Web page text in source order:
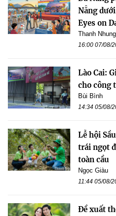
Nẵng
Eyes on
Thanh Nhung
16:00 07/08/
Lào Cai:
cho công
Bùi Bình
14:34 05/08/
Lễ hội
trái ngọt
toàn cầu
Ngọc Giàu
11:44 05/08/
Đề xuất